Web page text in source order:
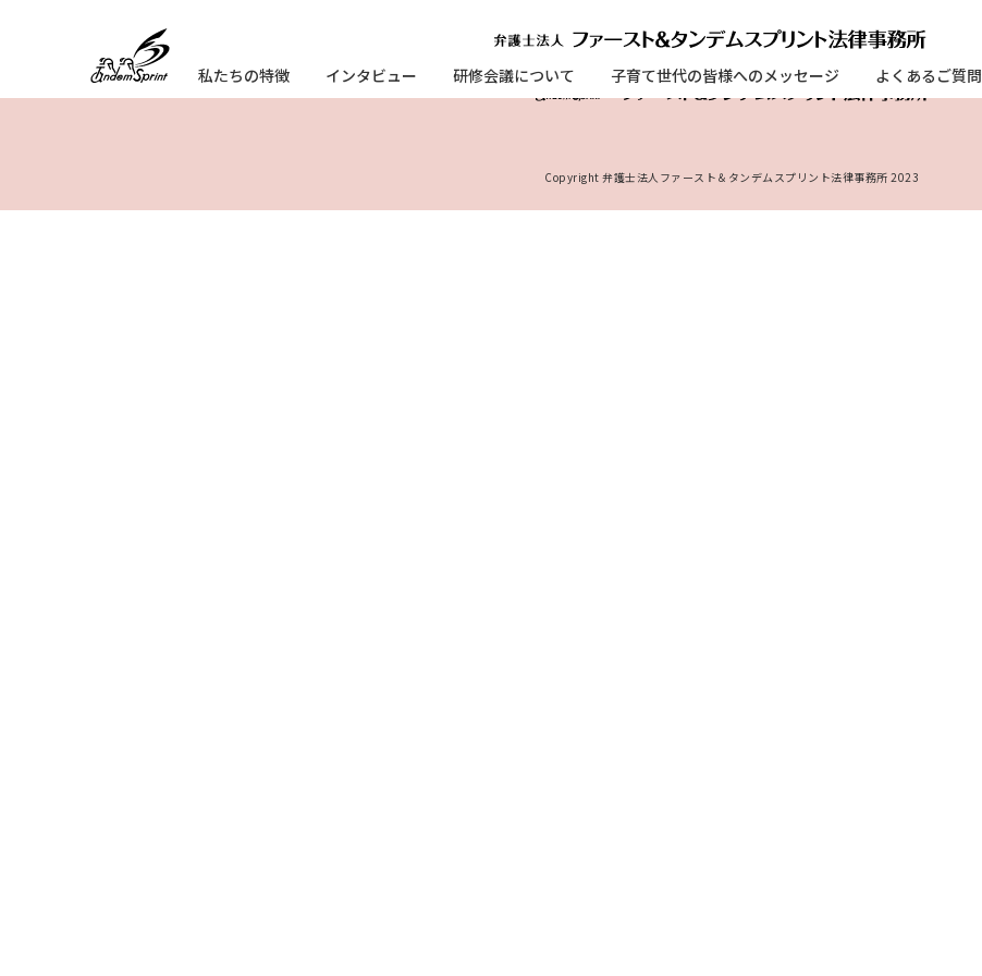
私たちの特徴 インタビュー 研修会議について 子育て世代の皆様へのメッセージ よくあるご質問
Copyright 弁護士法人ファースト＆タンデムスプリント法律事務所 2023